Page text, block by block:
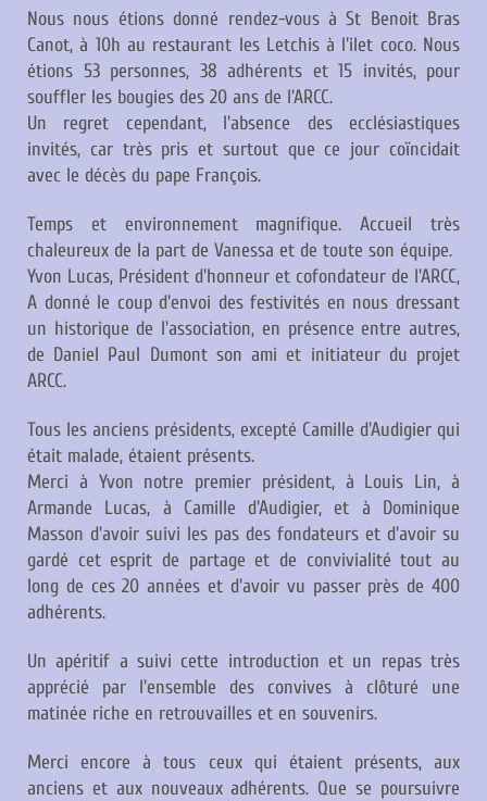
Nous nous étions donné rendez-vous à St Benoit Bras
Canot, à 10h au restaurant les Letchis à l'ilet coco. Nous
étions 53 personnes, 38 adhérents et 15 invités, pour
souffler les bougies des 20 ans de l'ARCC.
Un regret cependant, l'absence des ecclésiastiques
invités, car très pris et surtout que ce jour coïncidait
avec le décès du pape François.
Temps et environnement magnifique. Accueil très
chaleureux de la part de Vanessa et de toute son équipe.
Yvon Lucas, Président d'honneur et cofondateur de l'ARCC,
A donné le coup d'envoi des festivités en nous dressant
un historique de l'association, en présence entre autres,
de Daniel Paul Dumont son ami et initiateur du projet
ARCC.
Tous les anciens présidents, excepté Camille d'Audigier qui
était malade, étaient présents.
Merci à Yvon notre premier président, à Louis Lin, à
Armande Lucas, à Camille d'Audigier, et à Dominique
Masson d'avoir suivi les pas des fondateurs et d'avoir su
gardé cet esprit de partage et de convivialité tout au
long de ces 20 années et d'avoir vu passer près de 400
adhérents.
Un apéritif a suivi cette introduction et un repas très
apprécié par l'ensemble des convives à clôturé une
matinée riche en retrouvailles et en souvenirs.
Merci encore à tous ceux qui étaient présents, aux
anciens et aux nouveaux adhérents. Que se poursuivre